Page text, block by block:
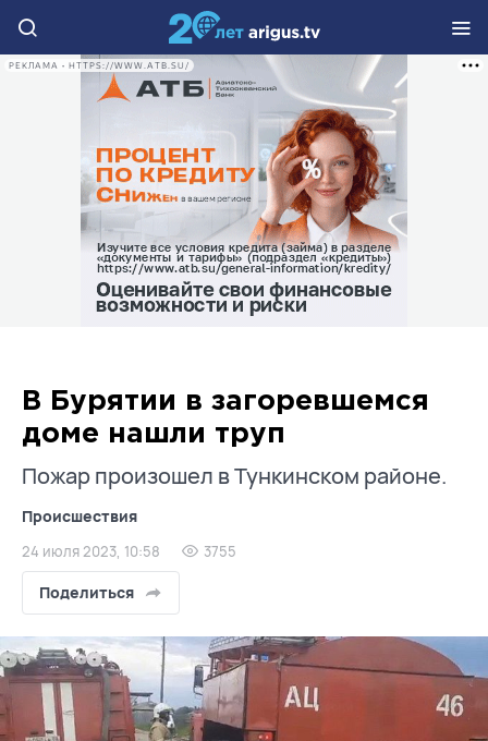
РЕКЛАМА • HTTPS://WWW.ATB.SU/
В Бурятии в загоревшемся
доме нашли труп
Пожар произошел в Тункинском районе.
Происшествия
24 июля 2023, 10:58 3755
Поделиться